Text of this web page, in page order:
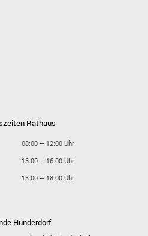
Rathaus
08:00 – 12:00 Uhr
13:00 – 16:00 Uhr
13:00 – 18:00 Uhr
Hunderdorf